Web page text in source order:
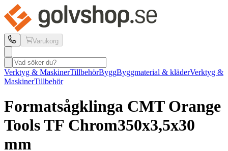
Varukorg
Verktyg & MaskinerTillbehörByggByggmaterial & kläderVerktyg &
MaskinerTillbehör
Formatsågklinga CMT Orange
ToolsTF Chrom350x3,5x30
mm